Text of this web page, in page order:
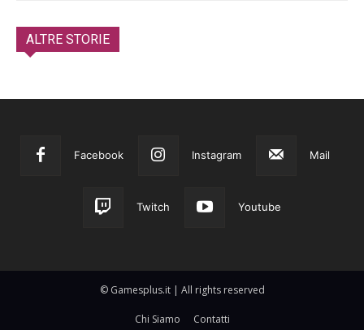
ALTRE STORIE
Facebook Instagram Mail
Twitch Youtube
© Gamesplus.it | All rights reserved
Chi Siamo Contatti